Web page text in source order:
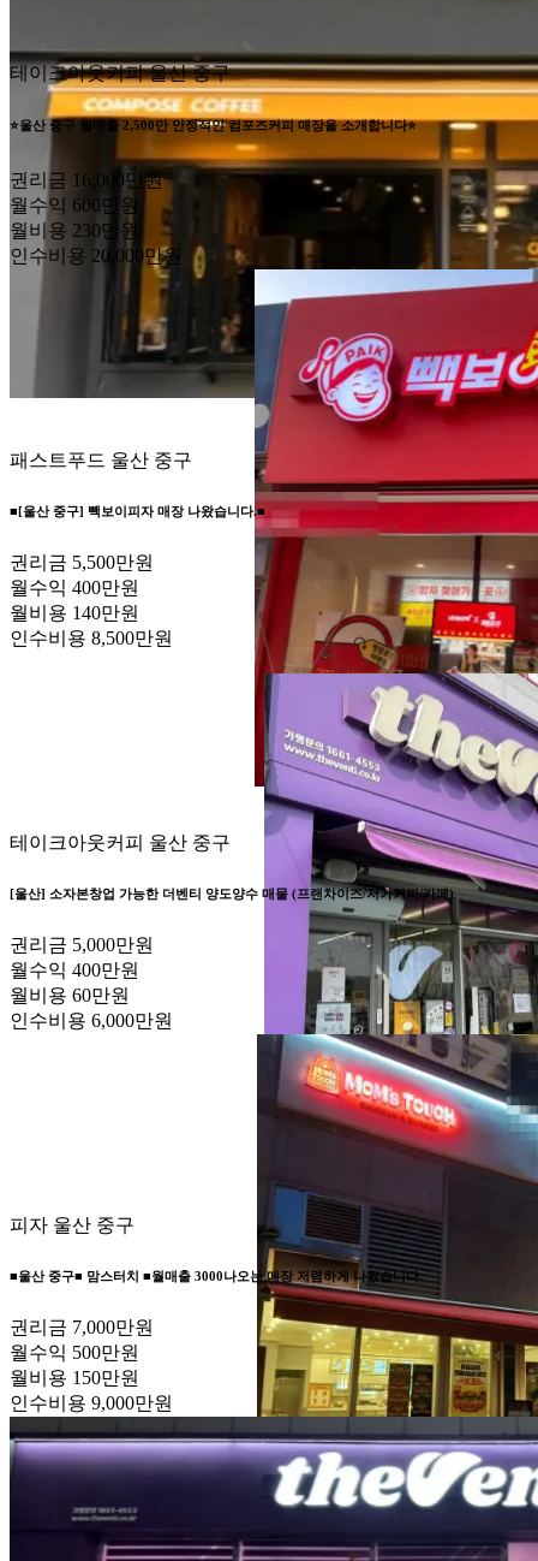
테이크아웃커피 울산 중구
⭐울산 중구 월매출 2,500만 안정적인 컴포즈커피 매장을 소개합니다⭐
권리금 16,000만원
월수익 600만원
월비용 230만원
인수비용 20,000만원
패스트푸드 울산 중구
■[울산 중구] 빽보이피자 매장 나왔습니다.■
권리금 5,500만원
월수익 400만원
월비용 140만원
인수비용 8,500만원
테이크아웃커피 울산 중구
[울산] 소자본창업 가능한 더벤티 양도양수 매물 (프랜차이즈/저가커피/카페)
권리금 5,000만원
월수익 400만원
월비용 60만원
인수비용 6,000만원
피자 울산 중구
■울산 중구■ 맘스터치 ■월매출 3000나오는 매장 저렴하게 나왔습니다.
권리금 7,000만원
월수익 500만원
월비용 150만원
인수비용 9,000만원